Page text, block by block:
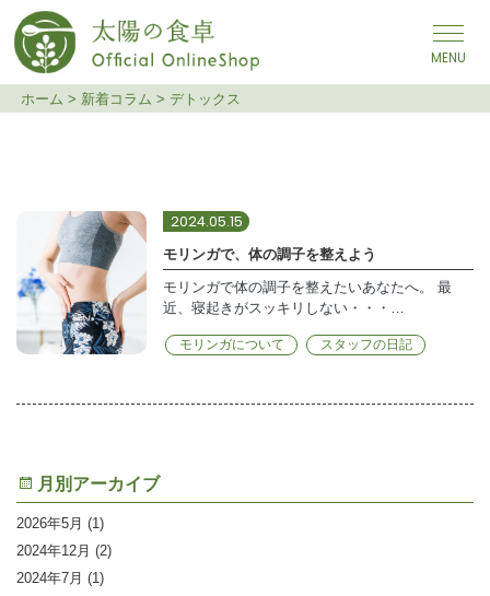
メインナビゲーション
デトックス
ホーム > 新着コラム >デトックス
2024.05.15
モリンガで、体の調子を整えよう
モリンガで体の調子を整えたいあなたへ。 最
近、寝起きがスッキリしない・・・…
モリンガについて スタッフの日記
月別アーカイブ
2026年5月 (1)
2024年12月 (2)
2024年7月 (1)